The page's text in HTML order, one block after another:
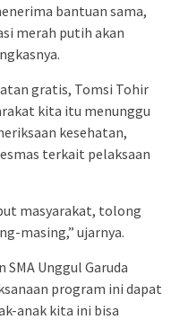
bantuan sama,
merah putih akan
gratis, Tomsi Tohir
kita itu menunggu
kesehatan,
terkait pelaksaan
masyarakat, tolong
masing,” ujarnya.
Unggul Garuda
program ini dapat
anak kita ini bisa